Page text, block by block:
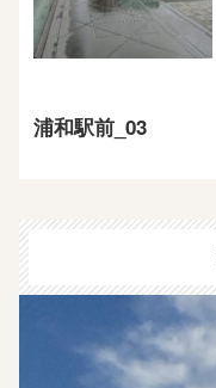
浦和駅前_03